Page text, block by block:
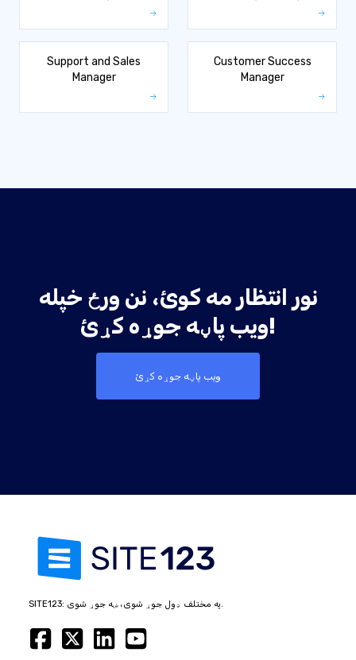
Support and Sales
Manager
Customer Success
Manager
نور انتظار مه کوئ، نن ورځ خپله
ویب پاڼه جوړه کړئ!
ویب پاڼه جوړه کړئ